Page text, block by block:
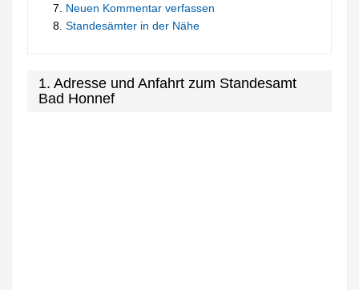
Neuen Kommentar verfassen
Standesämter in der Nähe
1. Adresse und Anfahrt zum Standesamt
Bad Honnef